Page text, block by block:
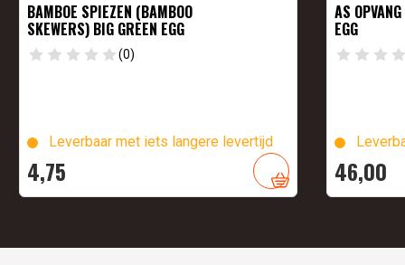
BAMBOE SPIEZEN (BAMBOO
SKEWERS) BIG GREEN EGG
(0)
Leverbaar met iets langere levertijd
4,75
AS
EGG
46,00